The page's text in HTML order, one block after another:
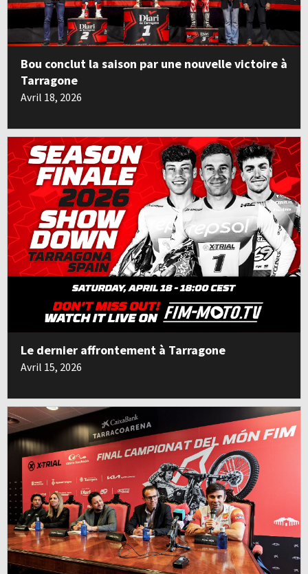
Bou conclut la saison par une nouvelle victoire à
Tarragone
Avril 18, 2026
Le dernier affrontement à Tarragone
Avril 15, 2026